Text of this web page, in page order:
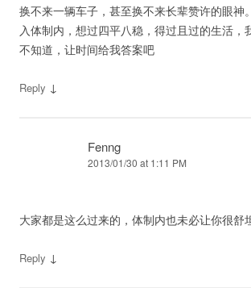
换不来一辆车子，甚至换不来长辈赞许的眼神
入体制内，想过四平八稳，得过且过的生活，
不知道，让时间给我答案吧
Reply ↓
Fenng
2013/01/30 at 1:11 PM
大家都是这么过来的，体制内也未必让你很舒
Reply ↓